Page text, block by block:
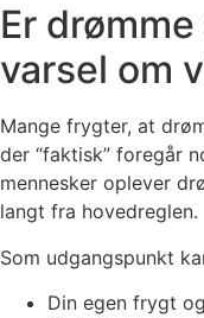
Er
varsel om
Mange frygter, at
der “faktisk” foregår
mennesker oplever
langt fra hovedreglen.
Som udgangspunkt
Din egen frygt